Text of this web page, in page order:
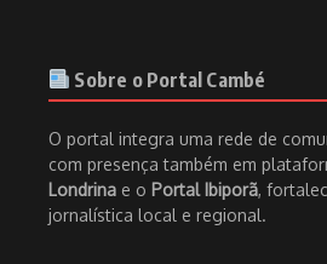
Sobre o Portal Cambé
O portal integra uma rede de
com presença também em
Londrina e o Portal Ibiporã,
jornalística local e regional.